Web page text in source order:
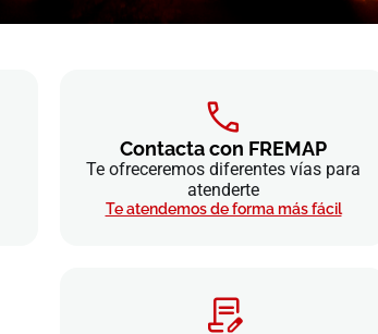
Contacta con FREMAP
Te ofreceremos diferentes vías para
atenderte
Te atendemos de forma más fácil